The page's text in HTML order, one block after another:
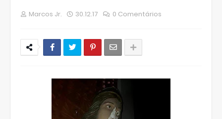
Marcos Jr. 30.12.17 0 Comentários